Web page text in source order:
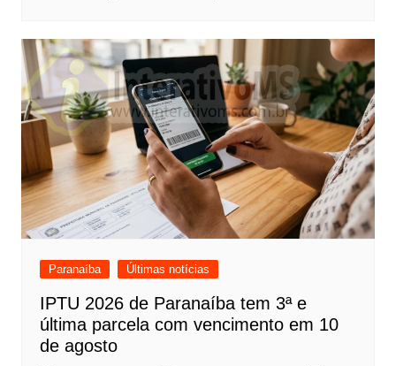
Paranaíba Últimas notícias
IPTU 2026 de Paranaíba tem 3ª e
última parcela com vencimento em 10
de agosto